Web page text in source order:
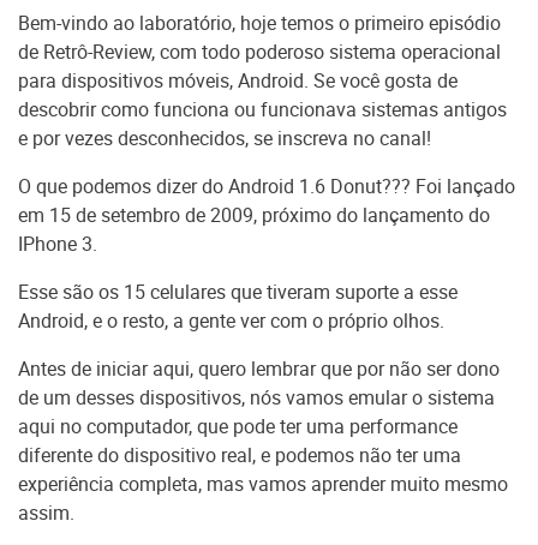
Bem-vindo ao laboratório, hoje temos o primeiro episódio
de Retrô-Review, com todo poderoso sistema operacional
para dispositivos móveis, Android. Se você gosta de
descobrir como funciona ou funcionava sistemas antigos
e por vezes desconhecidos, se inscreva no canal!
O que podemos dizer do Android 1.6 Donut??? Foi lançado
em 15 de setembro de 2009, próximo do lançamento do
IPhone 3.
Esse são os 15 celulares que tiveram suporte a esse
Android, e o resto, a gente ver com o próprio olhos.
Antes de iniciar aqui, quero lembrar que por não ser dono
de um desses dispositivos, nós vamos emular o sistema
aqui no computador, que pode ter uma performance
diferente do dispositivo real, e podemos não ter uma
experiência completa, mas vamos aprender muito mesmo
assim.